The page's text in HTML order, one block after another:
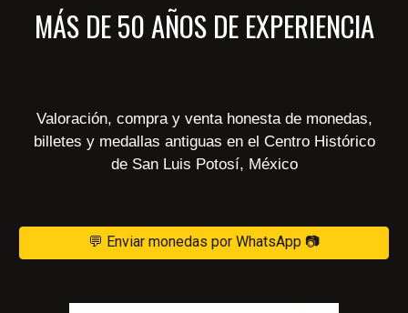
MÁS DE 50 AÑOS DE EXPERIENCIA
Valoración, compra y venta honesta de monedas,
billetes y medallas antiguas en el Centro Histórico
de San Luis Potosí, México
💬 Enviar monedas por WhatsApp 📷